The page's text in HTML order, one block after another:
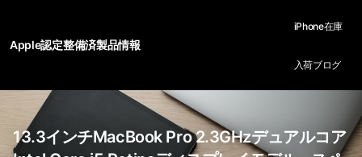
Apple認定整備済製品情報
iPhone在庫
入荷ブログ
13.3インチMacBook Pro 2.3GHzデュアルコア